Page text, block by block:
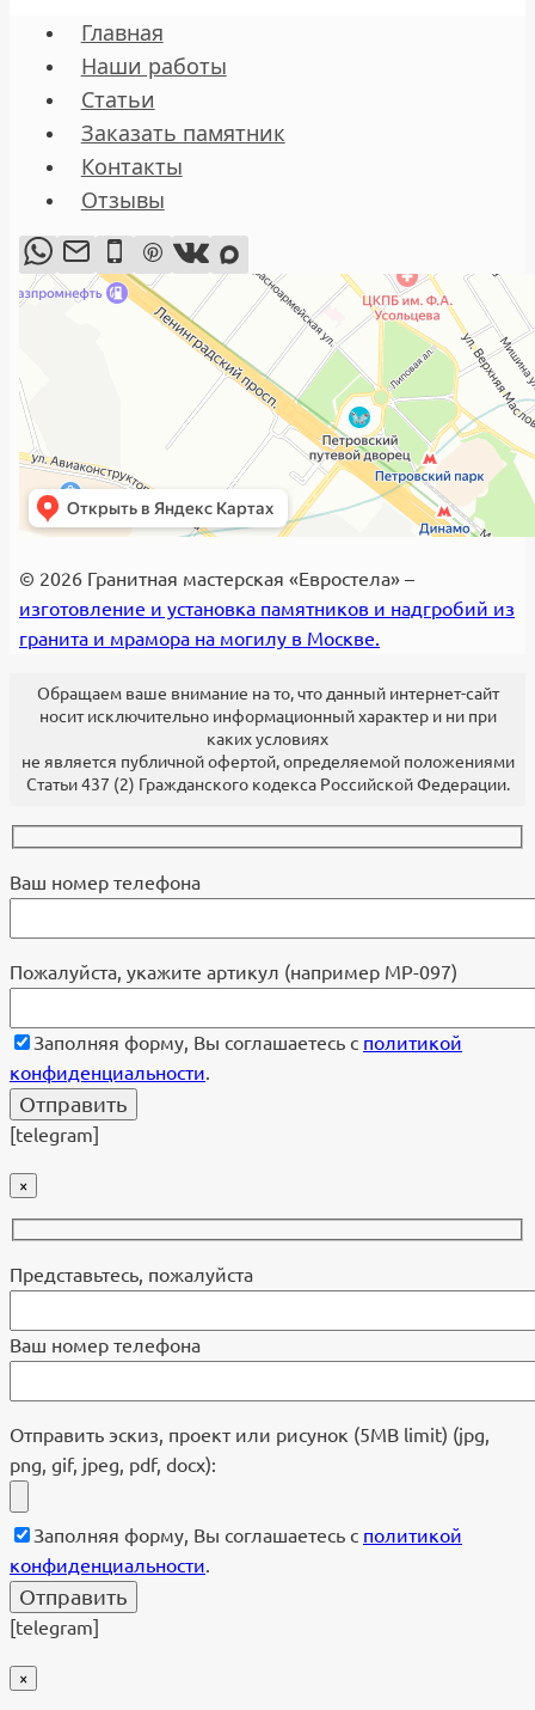
Главная
Наши работы
Статьи
Заказать памятник
Контакты
Отзывы
© 2026 Гранитная мастерская «Евростела» –
изготовление и установка памятников и надгробий из
гранита и мрамора на могилу в Москве.
Обращаем ваше внимание на то, что данный интернет-сайт
носит исключительно информационный характер и ни при
каких условиях
не является публичной офертой, определяемой положениями
Статьи 437 (2) Гражданского кодекса Российской Федерации.
Ваш номер телефона
Пожалуйста, укажите артикул (например МР-097)
Заполняя форму, Вы соглашаетесь с политикой
конфиденциальности.
[telegram]
×
Представьтесь, пожалуйста
Ваш номер телефона
Отправить эскиз, проект или рисунок (5MB limit) (jpg,
png, gif, jpeg, pdf, docx):
Заполняя форму, Вы соглашаетесь с политикой
конфиденциальности.
[telegram]
×